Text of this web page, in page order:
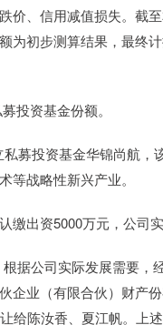
价、信用减值损失。截
为初步测算结果，最终
投资基金份额。
募投资基金华锦尚航
等战略性新兴产业。
缴出资5000万元，公司
据公司实际发展需要
企业（有限合伙）财
给陈汝香、夏江帆。上